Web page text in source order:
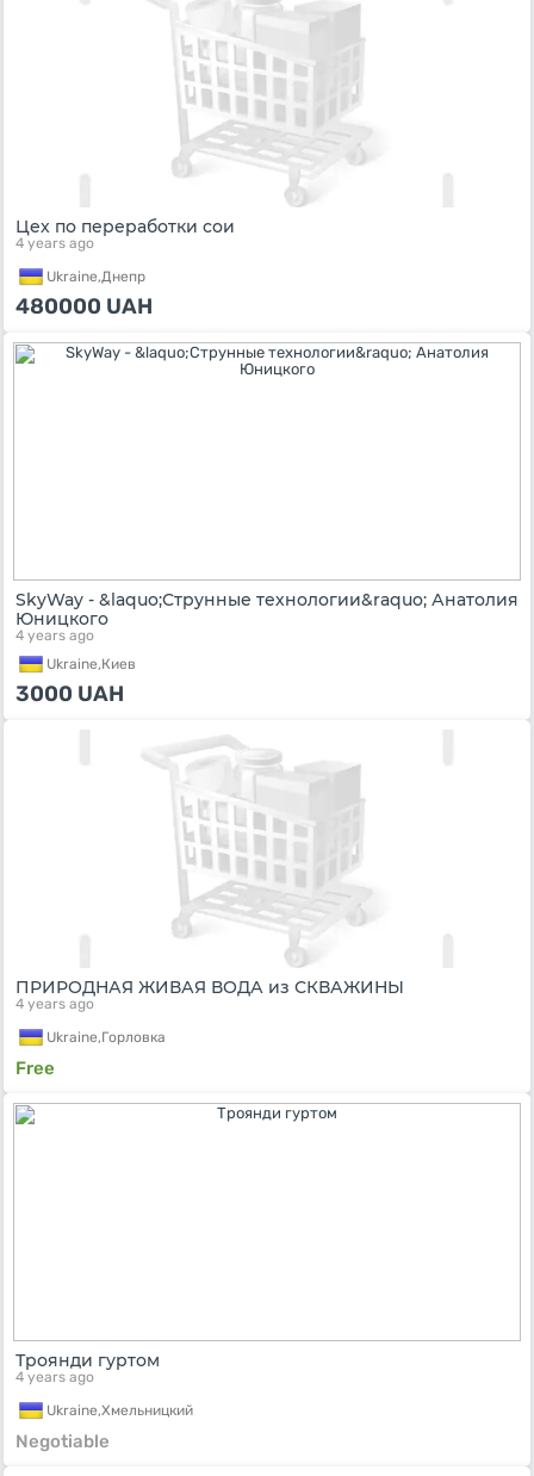
Цех по переработки сои
4 years ago
Ukraine,Днепр
480000 UAH
SkyWay - &laquo;Струнные технологии&raquo; Анатолия
Юницкого
4 years ago
Ukraine,Киев
3000 UAH
ПРИРОДНАЯ ЖИВАЯ ВОДА из СКВАЖИНЫ
4 years ago
Ukraine,Горловка
Free
Троянди гуртом
4 years ago
Ukraine,Хмельницкий
Negotiable